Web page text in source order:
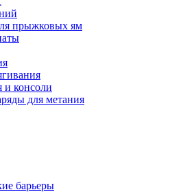
прыжковых ям
и консоли
для метания
барьеры